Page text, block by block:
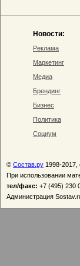
Новости:
Реклама
Маркетинг
Медиа
Брендинг
Бизнес
Политика
Социум
© Состав.ру 1998-
При использовании
тел/факс: +7 (495) 230
Администрация